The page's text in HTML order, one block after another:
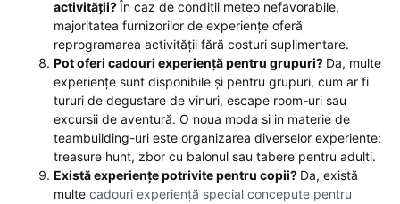
activității?În caz de condiții meteo nefavorabile,
majoritatea furnizorilor de experiențe oferă
reprogramarea activității fără costuri suplimentare.
Pot oferi cadouri experiență pentru grupuri? Da, multe
experiențe sunt disponibile și pentru grupuri, cum ar fi
tururi de degustare de vinuri, escape room-uri sau
excursii de aventură. O noua moda si in materie de
teambuilding-uri este organizarea diverselor experiente:
treasure hunt, zbor cu balonul sau tabere pentru adulti.
Există experiențe potrivite pentru copii? Da, există
multe cadouri experiență special concepute pentru